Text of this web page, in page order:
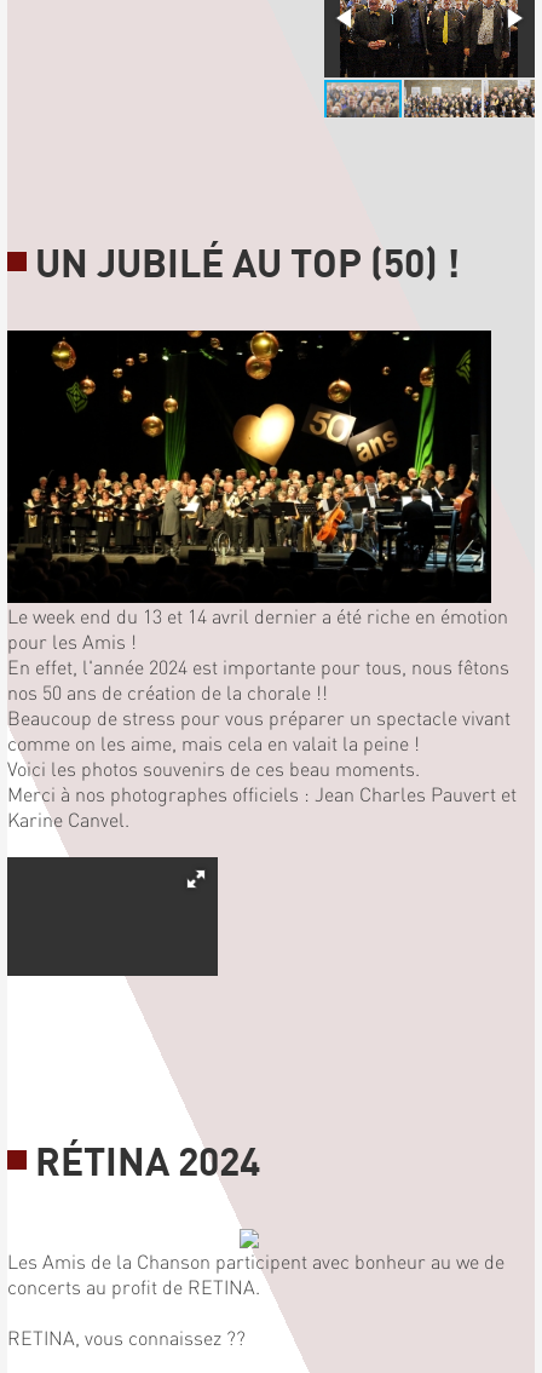
UN JUBILÉ AU TOP (50) !
Le week end du 13 et 14 avril dernier a été riche en émotion
pour les Amis !
En effet, l'année 2024 est importante pour tous, nous fêtons
nos 50 ans de création de la chorale !!
Beaucoup de stress pour vous préparer un spectacle vivant
comme on les aime, mais cela en valait la peine !
Voici les photos souvenirs de ces beau moments.
Merci à nos photographes officiels : Jean Charles Pauvert et
Karine Canvel.
RÉTINA 2024
Les Amis de la Chanson participent avec bonheur au we de
concerts au profit de RETINA.
RETINA, vous connaissez ??